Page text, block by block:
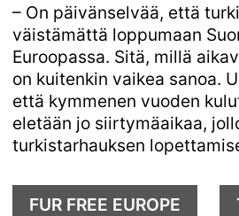
– On päivänselvää, että
väistämättä loppumaan
Euroopassa. Sitä, millä
on kuitenkin vaikea sanoa.
että kymmenen vuoden
eletään jo siirtymäaikaa,
turkistarhauksen
FUR FREE EUROPE